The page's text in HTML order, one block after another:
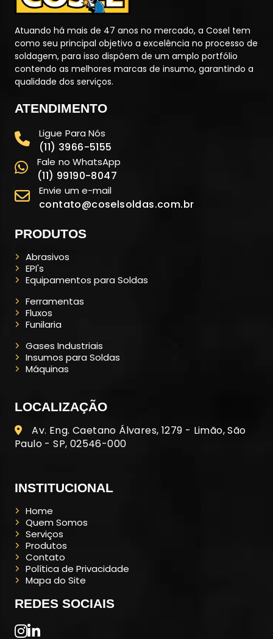
Atuando há mais de 47 anos no mercado, a Cosel tem
como seu principal objetivo a excelência no processo de
soldagem, para isso dispõem de um amplo portfólio
contendo as melhores marcas de insumo, garantindo a
qualidade dos serviços.
ATENDIMENTO
Ligue Para Nós
(11) 3966-5155
Fale no WhatsApp
(11) 99190-8047
Envie um e-mail
contato@coselsoldas.com.br
PRODUTOS
Abrasivos
EPI's
Equipamentos para Soldas
Ferramentas
Fluxos
Funilaria
Gases Industriais
Insumos para Soldas
Máquinas
LOCALIZAÇÃO
Av. Eng. Caetano Álvares, 1279 - Limão, São
Paulo - SP, 02546-000
INSTITUCIONAL
Home
Quem Somos
Serviços
Produtos
Contato
Política de Privacidade
Mapa do Site
REDES SOCIAIS